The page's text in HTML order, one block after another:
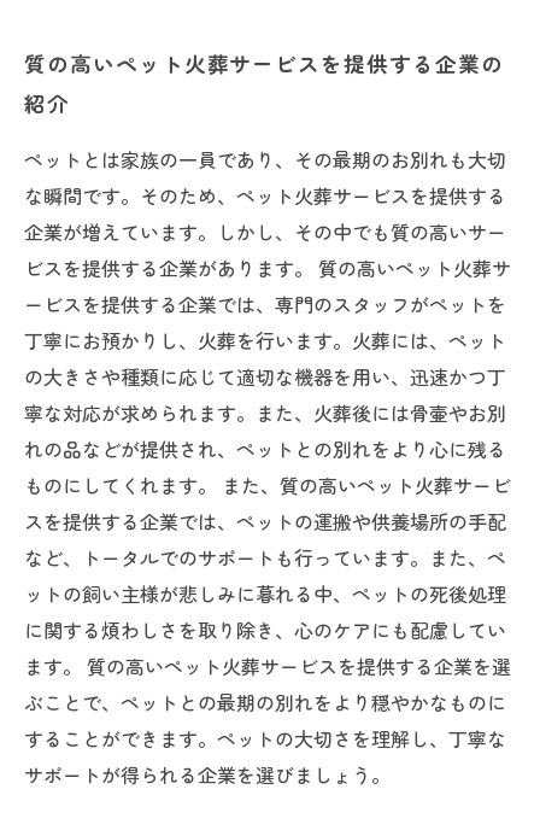
質の高いペット火葬サービスを提供する企業の
紹介
ペットとは家族の一員であり、その最期のお別れも大切
な瞬間です。そのため、ペット火葬サービスを提供する
企業が増えています。しかし、その中でも質の高いサー
ビスを提供する企業があります。 質の高いペット火葬サ
ービスを提供する企業では、専門のスタッフがペットを
丁寧にお預かりし、火葬を行います。火葬には、ペット
の大きさや種類に応じて適切な機器を用い、迅速かつ丁
寧な対応が求められます。また、火葬後には骨壷やお別
れの品などが提供され、ペットとの別れをより心に残る
ものにしてくれます。 また、質の高いペット火葬サービ
スを提供する企業では、ペットの運搬や供養場所の手配
など、トータルでのサポートも行っています。また、ペ
ットの飼い主様が悲しみに暮れる中、ペットの死後処理
に関する煩わしさを取り除き、心のケアにも配慮してい
ます。 質の高いペット火葬サービスを提供する企業を選
ぶことで、ペットとの最期の別れをより穏やかなものに
することができます。ペットの大切さを理解し、丁寧な
サポートが得られる企業を選びましょう。